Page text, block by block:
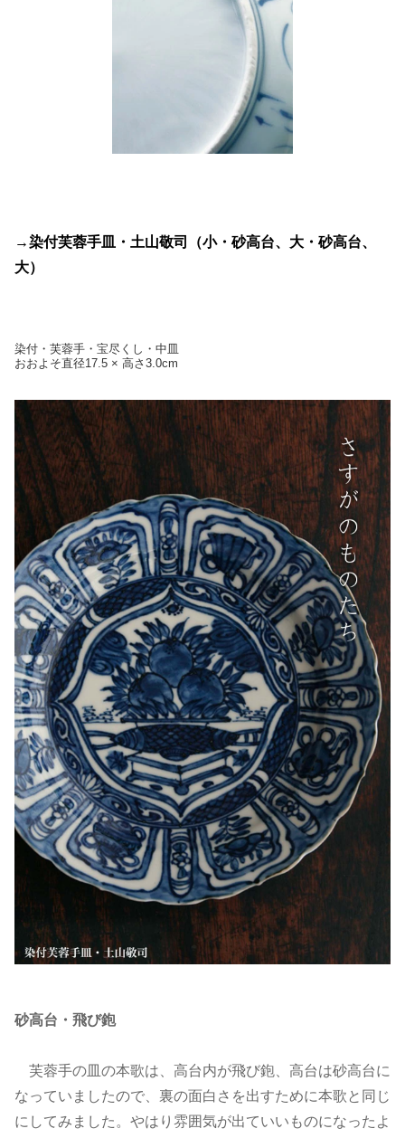
→染付芙蓉手皿・土山敬司（小・砂高台、大・砂高台、
大）
染付・芙蓉手・宝尽くし・中皿
おおよそ直径17.5 × 高さ3.0cm
砂高台・飛び鉋
芙蓉手の皿の本歌は、高台内が飛び鉋、高台は砂高台に
なっていましたので、裏の面白さを出すために本歌と同じ
にしてみました。やはり雰囲気が出ていいものになったよ